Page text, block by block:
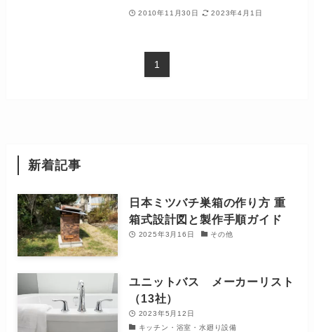
2010年11月30日 2023年4月1日
1
新着記事
日本ミツバチ巣箱の作り方 重
箱式設計図と製作手順ガイド
2025年3月16日 その他
ユニットバス メーカーリスト
（13社）
2023年5月12日
キッチン・浴室・水廻り設備